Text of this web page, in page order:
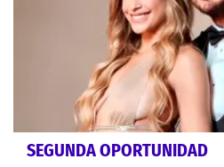
SEGUNDA OPORTUNIDAD